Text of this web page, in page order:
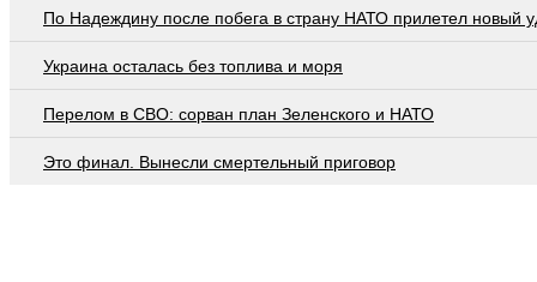
По Надеждину после побега в страну НАТО прилетел новый
Украина осталась без топлива и моря
Перелом в СВО: сорван план Зеленского и НАТО
Это финал. Вынесли смертельный приговор